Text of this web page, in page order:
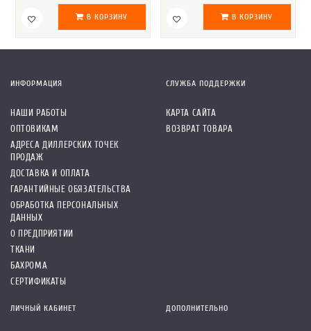
В КОРЗИНУ В КОРЗИНУ
ИНФОРМАЦИЯ
НАШИ РАБОТЫ
ОПТОВИКАМ
АДРЕСА ДИЛЛЕРСКИХ ТОЧЕК
ПРОДАЖ
ДОСТАВКА И ОПЛАТА
ГАРАНТИЙНЫЕ ОБЯЗАТЕЛЬСТВА
ОБРАБОТКА ПЕРСОНАЛЬНЫХ
ДАННЫХ
О ПРЕДПРИЯТИИ
ТКАНИ
БАХРОМА
СЕРТИФИКАТЫ
СЛУЖБА ПОДДЕРЖКИ
КАРТА САЙТА
ВОЗВРАТ ТОВАРА
ЛИЧНЫЙ КАБИНЕТ ДОПОЛНИТЕЛЬНО